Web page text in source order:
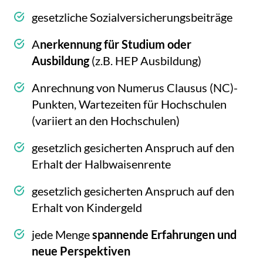
gesetzliche Sozialversicherungsbeiträge
Anerkennung für Studium oder
Ausbildung(z.B. HEP Ausbildung)
Anrechnung von Numerus Clausus (NC)-
Punkten, Wartezeiten für Hochschulen
(variiert an den Hochschulen)
gesetzlich gesicherten Anspruch auf den
Erhalt der Halbwaisenrente
gesetzlich gesicherten Anspruch auf den
Erhalt von Kindergeld
jede Mengespannende Erfahrungen und
neue Perspektiven